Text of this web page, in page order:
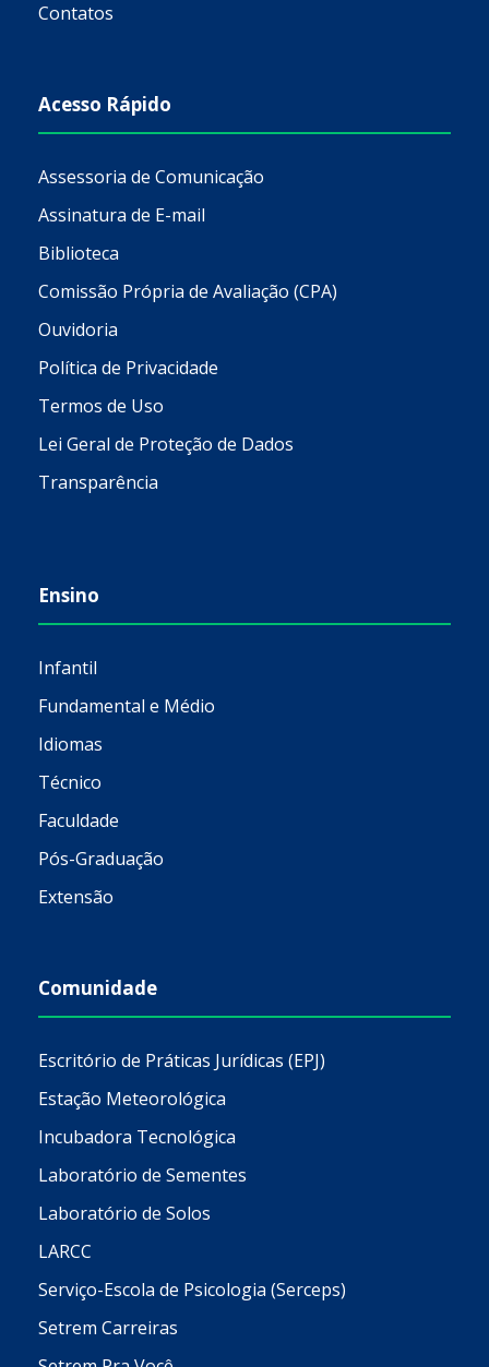
Contatos
Acesso Rápido
Assessoria de Comunicação
Assinatura de E-mail
Biblioteca
Comissão Própria de Avaliação (CPA)
Ouvidoria
Política de Privacidade
Termos de Uso
Lei Geral de Proteção de Dados
Transparência
Ensino
Infantil
Fundamental e Médio
Idiomas
Técnico
Faculdade
Pós-Graduação
Extensão
Comunidade
Escritório de Práticas Jurídicas (EPJ)
Estação Meteorológica
Incubadora Tecnológica
Laboratório de Sementes
Laboratório de Solos
LARCC
Serviço-Escola de Psicologia (Serceps)
Setrem Carreiras